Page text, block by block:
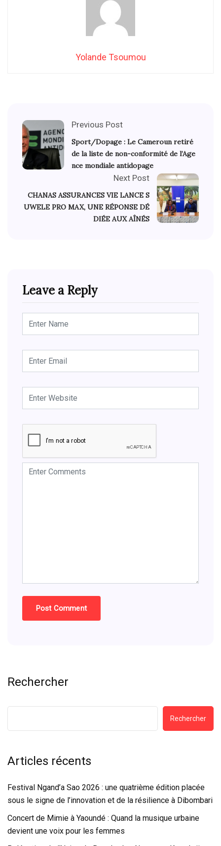
Yolande Tsoumou
Previous Post
Sport/Dopage : Le Cameroun retiré
de la liste de non-conformité de l’Age
nce mondiale antidopage
Next Post
CHANAS ASSURANCES VIE LANCE S
UWELE PRO MAX, UNE RÉPONSE DÉ
DIÉE AUX AÎNÉS
Leave a Reply
Rechercher
Rechercher
Articles récents
Festival Ngand’a Sao 2026 : une quatrième édition placée
sous le signe de l’innovation et de la résilience à Dibombari
Concert de Mimie à Yaoundé : Quand la musique urbaine
devient une voix pour les femmes